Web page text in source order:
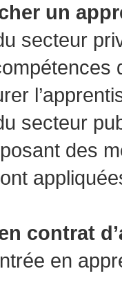
un
secteur
secteur
des
sont
contrat
en